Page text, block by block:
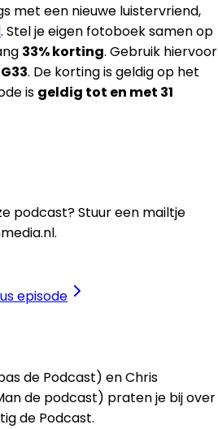
met een nieuwe luistervriend,
. Stel je eigen fotoboek samen op
33% korting. Gebruik hiervoor
. De korting is geldig op het
is geldig tot en met 31
podcast? Stuur een mailtje
episode
de Podcast) en Chris
de podcast) praten je bij over
de Podcast.